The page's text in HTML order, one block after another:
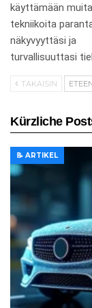
käyttämään muita
tekniikoita
näkyvyyttäsi ja
turvallisuuttasi
TAKAISIN
Kürzliche
📝 ARTIKEL